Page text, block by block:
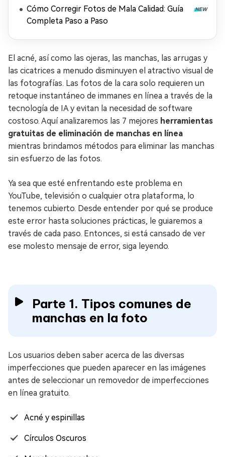
Cómo Corregir Fotos de Mala Calidad: Guía
Completa Paso a Paso
El acné, así como las ojeras, las manchas, las arrugas y
las cicatrices a menudo disminuyen el atractivo visual de
las fotografías. Las fotos de la cara solo requieren un
retoque instantáneo de immanes en línea a través de la
tecnología de IA y evitan la necesidad de software
costoso. Aquí analizaremos las 7 mejores herramientas
gratuitas de eliminación de manchas en línea
mientras brindamos métodos para eliminar las manchas
sin esfuerzo de las fotos.
Ya sea que esté enfrentando este problema en
YouTube, televisión o cualquier otra plataforma, lo
tenemos cubierto. Desde entender por qué se produce
este error hasta soluciones prácticas, le guiaremos a
través de cada paso. Entonces, si está cansado de ver
ese molesto mensaje de error, siga leyendo.
Parte 1. Tipos comunes de
manchas en la foto
Los usuarios deben saber acerca de las diversas
imperfecciones que pueden aparecer en las imágenes
antes de seleccionar un removedor de imperfecciones
en línea gratuito.
Acné y espinillas
Círculos Oscuros